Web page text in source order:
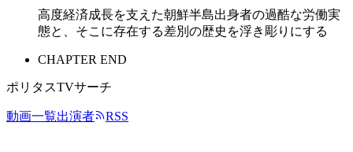
高度経済成長を支えた朝鮮半島出身者の過酷な労働実
態と、そこに存在する差別の歴史を浮き彫りにする
CHAPTER END
ポリタスTVサーチ
動画一覧出演者 RSS